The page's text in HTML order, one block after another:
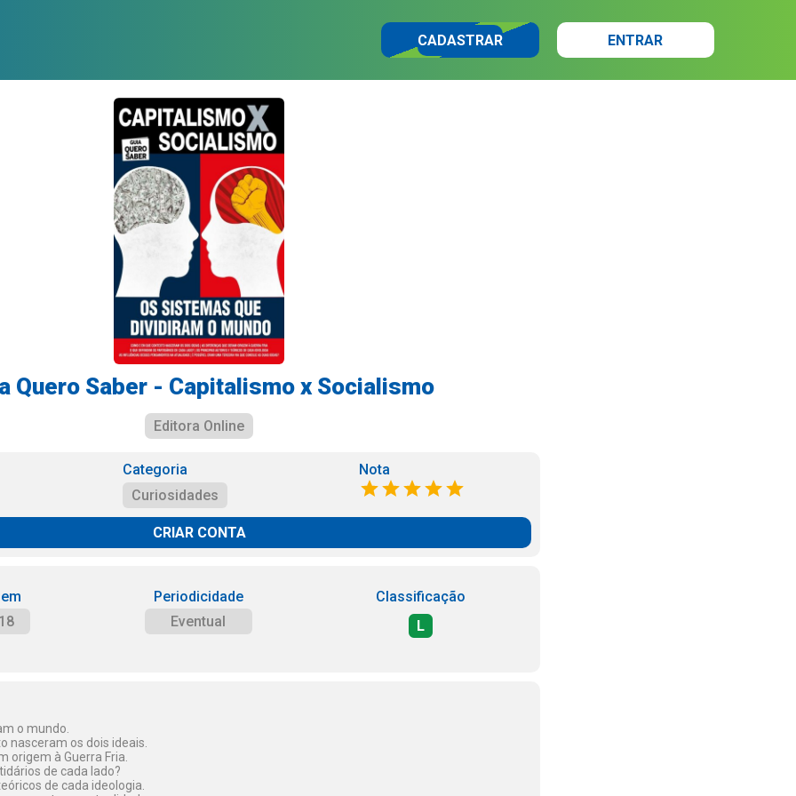
CADASTRAR ENTRAR
Quero Saber - Capitalismo x Socialismo
Editora Online
Categoria
Curiosidades
Nota
CRIAR CONTA
Periodicidade
Eventual
Classificação
L
o mundo.
nasceram os dois ideais.
origem à Guerra Fria.
de cada lado?
de cada ideologia.